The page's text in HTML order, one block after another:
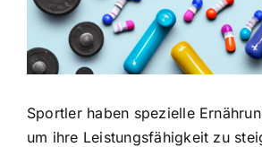
Sportler haben spezielle
um ihre Leistungsfähigkeit zu